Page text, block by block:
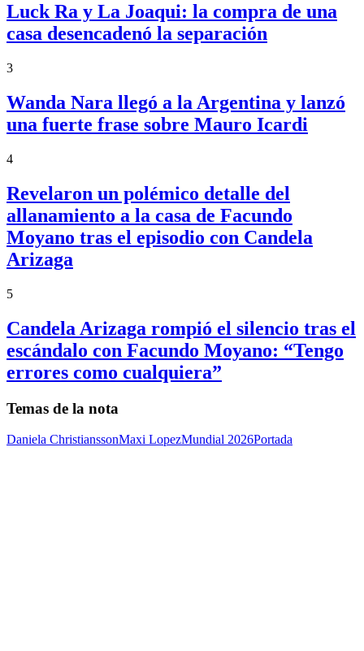
Luck Ra y La Joaqui: la compra de una
casa desencadenó la separación
3
Wanda Nara llegó a la Argentina y lanzó
una fuerte frase sobre Mauro Icardi
4
Revelaron un polémico detalle del
allanamiento a la casa de Facundo
Moyano tras el episodio con Candela
Arizaga
5
Candela Arizaga rompió el silencio tras el
escándalo con Facundo Moyano: “Tengo
errores como cualquiera”
Temas de la nota
Daniela ChristianssonMaxi LopezMundial 2026Portada